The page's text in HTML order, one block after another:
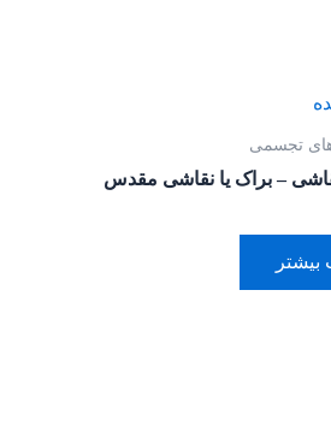
تجسمی
– براک یا نقاشی مقدس
بیشتر